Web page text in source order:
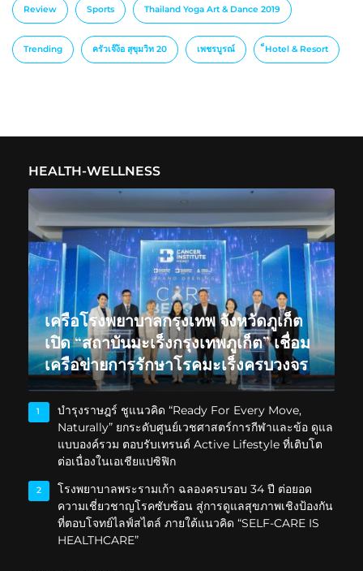
Review Sports Thailand Yoga Art & Dance 2019
Trending ครัวเจ๊ง้อ สุขุมวิท 20 เพชรบูรณ์ ็Hotel & Resort
HEALTH-WELLNESS
เครือโรงพยาบาลกรุงเทพ จังหวัดภูเก็ต
เปิด “สถาบันมะเร็งกรุงเทพภูเก็ต” เชื่อม
เครือข่ายการรักษาโรคมะเร็งครบวงจร
1
บำรุงราษฎร์ ชูแนวคิด “Ready For Every Move,
Naturally” ยกระดับศูนย์เวชศาสตร์การกีฬาและข้อ ดูแล
แบบองค์รวม ตอบรับเทรนด์ Active Lifestyle ที่เติบโต
ต่อเนื่องในเอเชียแปซิฟิก
2
โรงพยาบาลพระรามเก้า ฉลองครบรอบ 34 ปี ต่อยอด
ความเชี่ยวชาญโรคซับซ้อน สู่การดูแลสุขภาพเชิงป้องกัน
ที่ตอบโจทย์ไลฟ์สไตล์ ภายใต้แนวคิด “SELF-CARE IS
HEALTHCARE”